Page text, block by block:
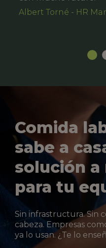
Albert Torné - HR
Comida
sabe a
solución a
para tu
Sin infrastructura. Sin
cabeza. Empresas
ya lo usan. ¿Te lo